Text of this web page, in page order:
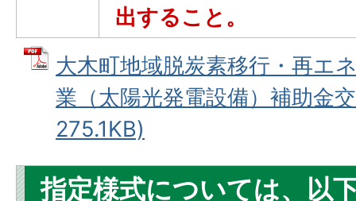
出すること。
大木町地域脱炭素移行・再エ
業（太陽光発電設備）補助金
275.1KB)
指定様式については、以